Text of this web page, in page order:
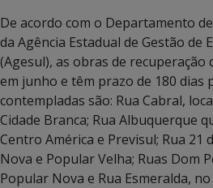
De acordo com o Departamento
da Agência Estadual de Gestão de
(Agesul), as obras de
em junho e têm prazo de 180 dias
contempladas são: Rua Cabral,
Cidade Branca; Rua Albuquerque
Centro América e Previsul; Rua 21
Nova e Popular Velha; Ruas Dom
Popular Nova e Rua Esmeralda,